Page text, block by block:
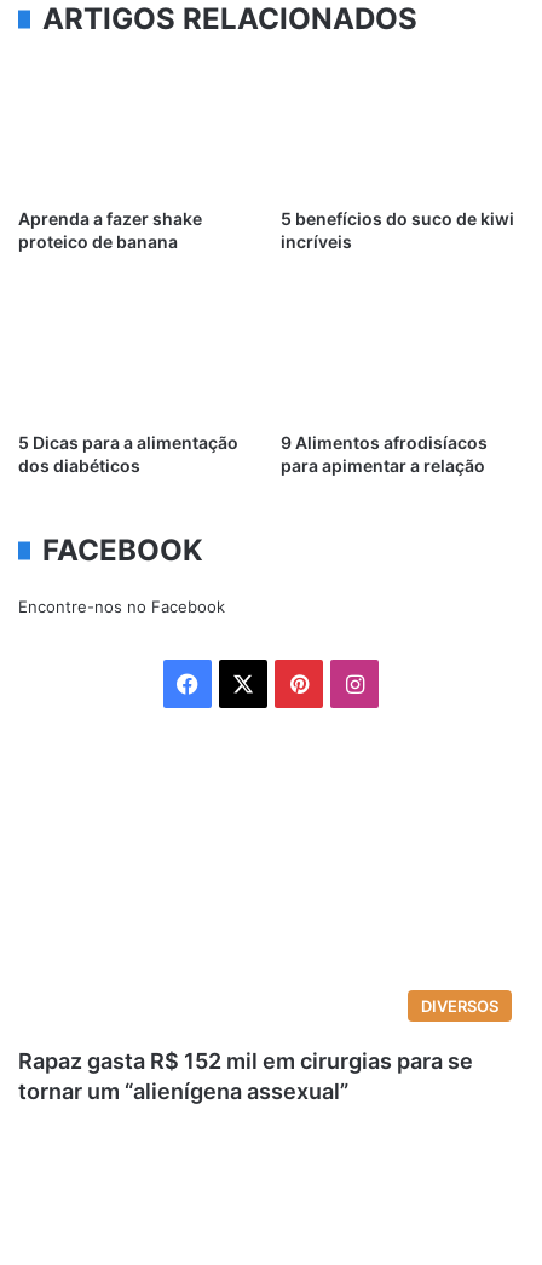
ARTIGOS RELACIONADOS
Aprenda a fazer shake
proteico de banana
5 benefícios do suco de kiwi
incríveis
5 Dicas para a alimentação
dos diabéticos
9 Alimentos afrodisíacos
para apimentar a relação
FACEBOOK
Encontre-nos no Facebook
Facebook PinterestInstagram
DIVERSOS
Rapaz gasta R$ 152 mil em cirurgias para se
tornar um “alienígena assexual”